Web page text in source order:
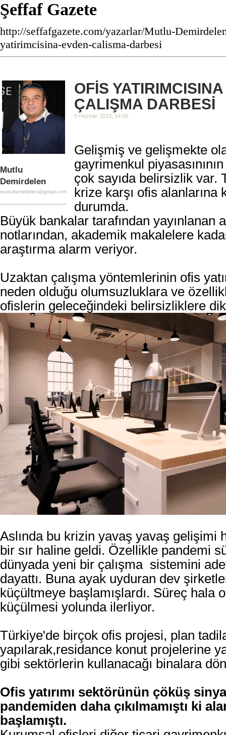
Şeffaf Gazete
http://seffafgazete.com/yazarlar/Mutlu-
yatirimcisina-evden-calisma-darbesi
Mutlu
Demirdelen
mutludemirdelen@gmail.com
OFİS
ÇALIŞMA DARBESİ
8 Haziran 2023, 14:09
Gelişmiş ve gelişmekte
gayrimenkul
çok sayıda belirsizlik var.
krize karşı ofis alanlarına
durumda.
Büyük bankalar tarafından yayınlanan
notlarından, akademik makalelere
araştırma alarm veriyor.
Uzaktan çalışma yöntemlerinin ofis
neden olduğu olumsuzluklara ve
ofislerin geleceğindeki belirsizliklere
Aslında bu krizin yavaş yavaş gelişimi
bir sır haline geldi. Özellikle pandemi
dünyada yeni bir çalışma sistemini
dayattı. Buna ayak uyduran dev
küçültmeye başlamışlardı. Süreç hala
küçülmesi yolunda ilerliyor.
Türkiye'de birçok ofis projesi, plan
yapılarak,residance konut projelerine
gibi sektörlerin kullanacağı binalara
Ofis yatırımı sektörünün çöküş
pandemiden daha çıkılmamıştı ki
başlamıştı.